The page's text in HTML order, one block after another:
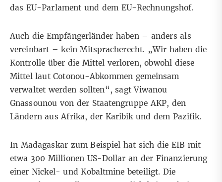
das EU-Parlament und dem EU-Rechnungshof.
Auch die Empfängerländer haben – anders als
vereinbart – kein Mitspracherecht. „Wir haben die
Kontrolle über die Mittel verloren, obwohl diese
Mittel laut Cotonou-Abkommen gemeinsam
verwaltet werden sollten“, sagt Viwanou
Gnassounou von der Staatengruppe AKP, den
Ländern aus Afrika, der Karibik und dem Pazifik.
In Madagaskar zum Beispiel hat sich die EIB mit
etwa 300 Millionen US-Dollar an der Finanzierung
einer Nickel- und Kobaltmine beteiligt. Die